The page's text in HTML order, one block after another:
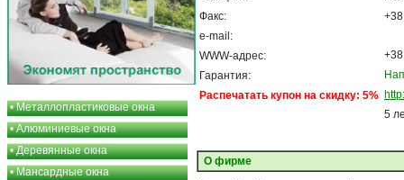
•Металлопластиковые окна
•Алюминиевые окна
•Деревянные окна
•Мансардные окна
Факс:
e-mail:
WWW-адрес:
Гарантия:
Распечатать купон на скидку: 5%
5
О фирме